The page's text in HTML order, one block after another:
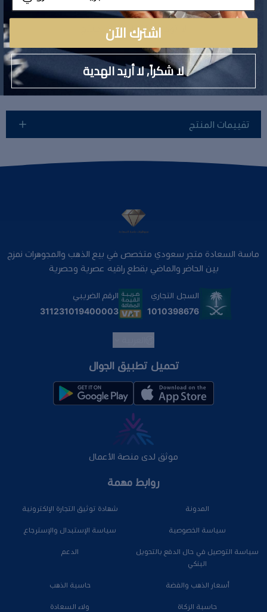
لا توجد تفاصيل لهذا المنتج
تقييمات المنتج
روابط مهمة
المدونة شهادة توثيق التجارة الإلكترونية
سياسة الخصوصية سياسة الإستبدال والإسترجاع
سياسة التوصيل في حال الدفع بالتحويل
البنكي
الدعم
أسعار الذهب والفضة حاسبة الذهب
حاسبة الزكاة ولاء السعادة
ماسة السعادة متجر سعودي متخصص في بيع الذهب والمجوهرات نمزج
بين الحاضر والماضي بقطع راقيه عصرية وحصرية
السجل التجاري
1010398676
الرقم الضريبي
311231019400003
تحميل تطبيق الجوال
موثق لدى منصة الأعمال
اشترك الآن
لا شكراً, لا أريد الهدية